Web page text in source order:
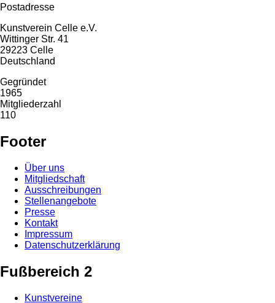
Postadresse
Kunstverein Celle e.V.
Wittinger Str. 41
29223 Celle
Deutschland
Gegründet
1965
Mitgliederzahl
110
Footer
Über uns
Mitgliedschaft
Ausschreibungen
Stellenangebote
Presse
Kontakt
Impressum
Datenschutzerklärung
Fußbereich 2
Kunstvereine